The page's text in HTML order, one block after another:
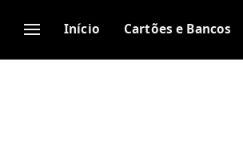
Início Cartões e Bancos